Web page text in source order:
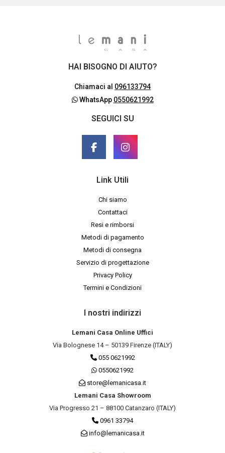
HAI BISOGNO DI AIUTO?
Chiamaci al 096133794
WhatsApp 0550621992
SEGUICI SU
Link Utili
Chi siamo
Contattaci
Resi e rimborsi
Metodi di pagamento
Metodi di consegna
Servizio di progettazione
Privacy Policy
Termini e Condizioni
I nostri indirizzi
Lemani Casa Online Uffici
Via Bolognese 14 – 50139 Firenze (ITALY)
055 0621992
0550621992
store@lemanicasa.it
Lemani Casa Showroom
Via Progresso 21 – 88100 Catanzaro (ITALY)
0961 33794
info@lemanicasa.it